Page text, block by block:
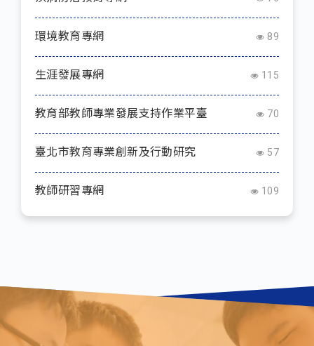
環境教育專網 89
生涯發展專網 115
教育部教師專業發展支持作業平臺 70
臺北市教育專業創新及行動研究 57
教師研習專網 109